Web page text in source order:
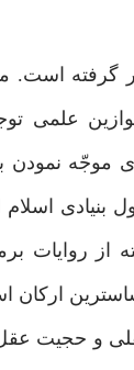
گرفته است.
علمى
نمودن
اسلام
روايات
اركان
و حجيت عقل